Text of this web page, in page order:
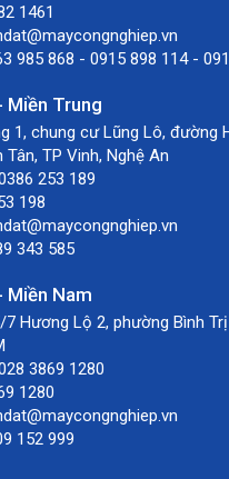
1461
985 868 - 0915 898 114 -
Miền Trung
1, chung cư Lũng Lô, đường
TP Vinh, Nghệ An
253 189
198
343 585
Miền Nam
7 Hương Lộ 2, phường Bình
3869 1280
1280
152 999